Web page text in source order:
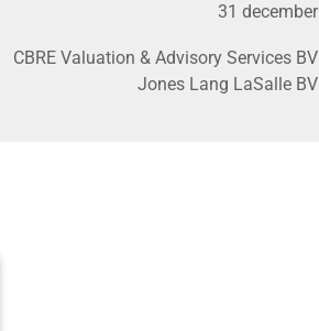
31 december
CBRE Valuation & Advisory Services BV
Jones Lang LaSalle BV